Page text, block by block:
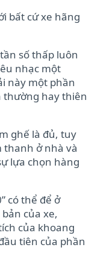
bất cứ xe hãng
số thấp luôn
nhạc một
này một phần
thường hay thiên
ghế là đủ, tuy
thanh ở nhà và
lựa chọn hàng
có thể để ở
của xe,
của khoang
tiên của phần